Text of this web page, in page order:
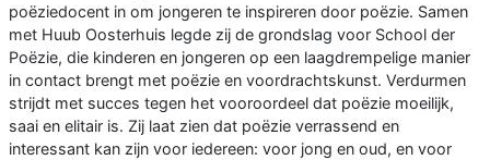
poëziedocent in om jongeren te inspireren door poëzie. Samen
met Huub Oosterhuis legde zij de grondslag voor School der
Poëzie, die kinderen en jongeren op een laagdrempelige manier
in contact brengt met poëzie en voordrachtskunst. Verdurmen
strijdt met succes tegen het vooroordeel dat poëzie moeilijk,
saai en elitair is. Zij laat zien dat poëzie verrassend en
interessant kan zijn voor iedereen: voor jong en oud, en voor